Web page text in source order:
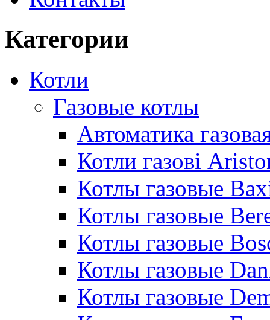
Категории
Котли
Газовые котлы
Автоматика
Котли газові
Котлы газовые
Котлы газовые
Котлы газовые
Котлы газовые
Котлы газовые